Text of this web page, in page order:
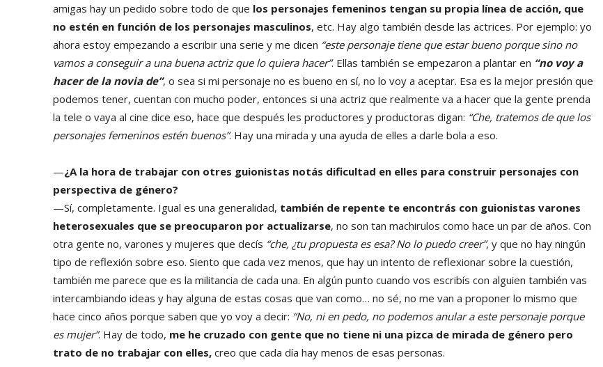
amigas hay un pedido sobre todo de que los personajes femeninos tengan su propia línea de acción, que
no estén en función de los personajes masculinos, etc. Hay algo también desde las actrices. Por ejemplo: yo
ahora estoy empezando a escribir una serie y me dicen “este personaje tiene que estar bueno porque sino no
vamos a conseguir a una buena actriz que lo quiera hacer”. Ellas también se empezaron a plantar en “no voy a
hacer de la novia de”, o sea si mi personaje no es bueno en sí, no lo voy a aceptar. Esa es la mejor presión que
podemos tener, cuentan con mucho poder, entonces si una actriz que realmente va a hacer que la gente prenda
la tele o vaya al cine dice eso, hace que después les productores y productoras digan: “Che, tratemos de que los
personajes femeninos estén buenos”. Hay una mirada y una ayuda de elles a darle bola a eso.
—¿A la hora de trabajar con otres guionistas notás dificultad en elles para construir personajes con
perspectiva de género?
—Sí, completamente. Igual es una generalidad, también de repente te encontrás con guionistas varones
heterosexuales que se preocuparon por actualizarse, no son tan machirulos como hace un par de años. Con
otra gente no, varones y mujeres que decís “che, ¿tu propuesta es esa? No lo puedo creer”, y que no hay ningún
tipo de reflexión sobre eso. Siento que cada vez menos, que hay un intento de reflexionar sobre la cuestión,
también me parece que es la militancia de cada una. En algún punto cuando vos escribís con alguien también vas
intercambiando ideas y hay alguna de estas cosas que van como… no sé, no me van a proponer lo mismo que
hace cinco años porque saben que yo voy a decir: “No, ni en pedo, no podemos anular a este personaje porque
es mujer”. Hay de todo, me he cruzado con gente que no tiene ni una pizca de mirada de género pero
trato de no trabajar con elles, creo que cada día hay menos de esas personas.